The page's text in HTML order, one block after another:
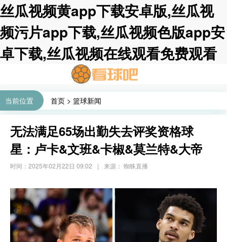
丝瓜视频黄app下载安卓版,丝瓜视
频污片app下载,丝瓜视频色版app安
卓下载,丝瓜视频在线观看免费观看
当前位置 首页 > 篮球新闻
无法满足65场出勤失去评奖资格球
星：卢卡&文班&卡椒&莫兰特&大帝
时间：2025年02月22日 09:02 | 来源： 蜘蛛直播